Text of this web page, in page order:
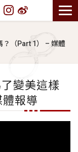
？（Part 1） – 媒體
變美這樣
報導